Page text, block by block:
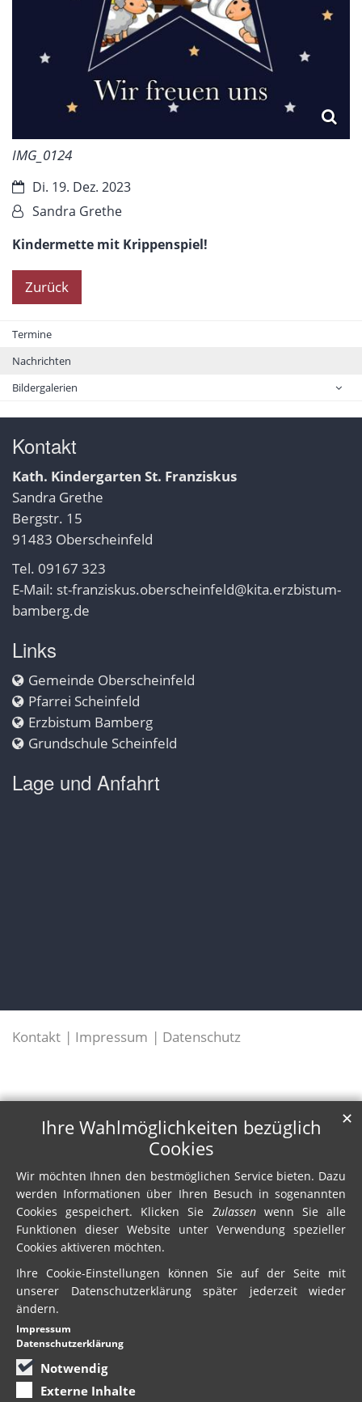
IMG_0124
Datum:Di. 19. Dez. 2023
Von:Sandra Grethe
Kindermette mit Krippenspiel!
Zurück
Termine
Nachrichten
Bildergalerien
Kontakt
Kath. Kindergarten St. Franziskus
Sandra Grethe
Bergstr. 15
91483 Oberscheinfeld
Tel. 09167 323
E-Mail: st-franziskus.oberscheinfeld@kita.erzbistum-
bamberg.de
Links
Gemeinde Oberscheinfeld
Pfarrei Scheinfeld
Erzbistum Bamberg
Grundschule Scheinfeld
Lage und Anfahrt
Kontakt Impressum Datenschutz
Ihre Wahlmöglichkeiten bezüglich
Cookies
Wir möchten Ihnen den bestmöglichen Service bieten. Dazu
werden Informationen über Ihren Besuch in sogenannten
Cookies gespeichert. Klicken Sie Zulassenwenn Sie alle
Funktionen dieser Website unter Verwendung spezieller
Cookies aktiveren möchten.
Ihre Cookie-Einstellungen können Sie auf der Seite mit
unserer Datenschutzerklärung später jederzeit wieder
ändern.
Notwendig
Externe Inhalte
✕
Impressum
Datenschutzerklärung